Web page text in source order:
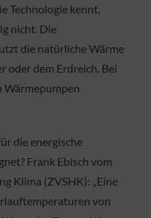
Technologie kennt,
nicht. Die
die natürliche Wärme
oder dem Erdreich. Bei
Wärmepumpen
die energische
Frank Ebisch vom
Klima (ZVSHK): „Eine
von